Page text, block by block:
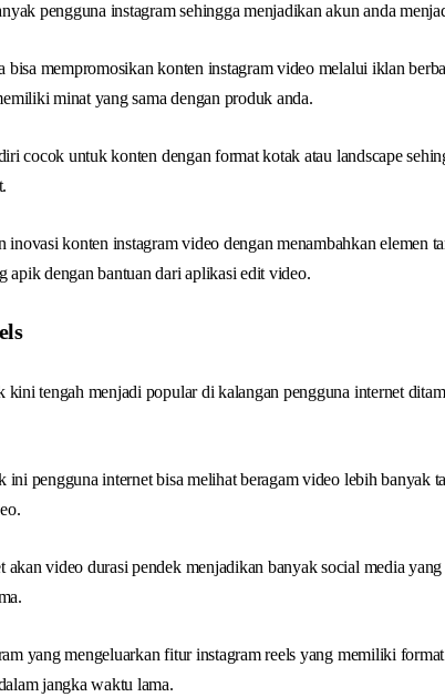
pengguna instagram sehingga menjadikan akun anda
bisa mempromosikan konten instagram video melalui iklan
minat yang sama dengan produk anda.
cocok untuk konten dengan format kotak atau landscape
konten instagram video dengan menambahkan elemen
apik dengan bantuan dari aplikasi edit video.
kini tengah menjadi popular di kalangan pengguna internet
ini pengguna internet bisa melihat beragam video lebih banyak
akan video durasi pendek menjadikan banyak social media
yang mengeluarkan fitur instagram reels yang memiliki
jangka waktu lama.